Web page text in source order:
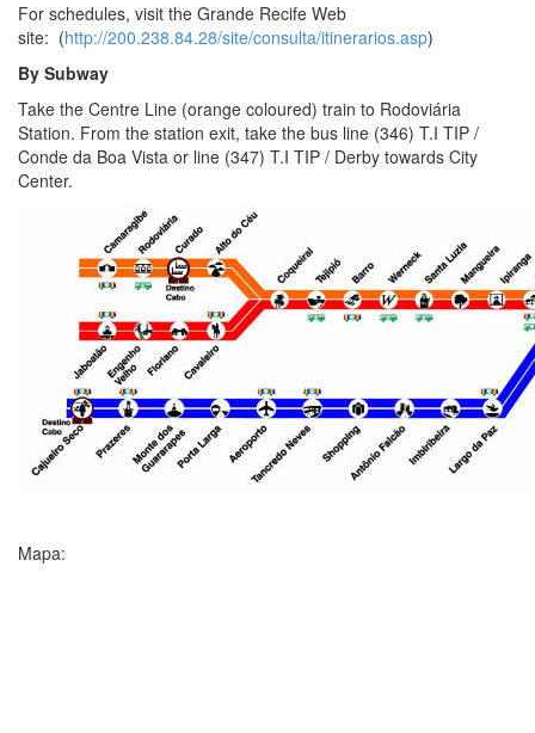
For schedules, visit the Grande Recife Web
site: (http://200.238.84.28/site/consulta/itinerarios.asp)
By Subway
Take the Centre Line (orange coloured) train to Rodoviária
Station. From the station exit, take the bus line (346) T.I TIP /
Conde da Boa Vista or line (347) T.I TIP / Derby towards City
Center.
Mapa: